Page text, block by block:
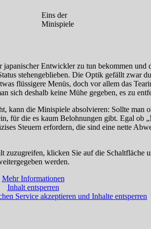
Eins der
Minispiele
Entwickler zu tun bekommen und
stehengeblieben. Die Optik gefällt zwar
flüssigere Menüs, doch vor allem das
sich deshalb keine Mühe gegeben, es zu
kann die Minispiele absolvieren: Sollte man
für die es kaum Belohnungen gibt. Egal ob
Steuern erfordern, die sind eine nette
zuzugreifen, klicken Sie auf die Schaltfläche
werden.
Mehr Informationen
Inhalt entsperren
Service akzeptieren und Inhalte entsperren